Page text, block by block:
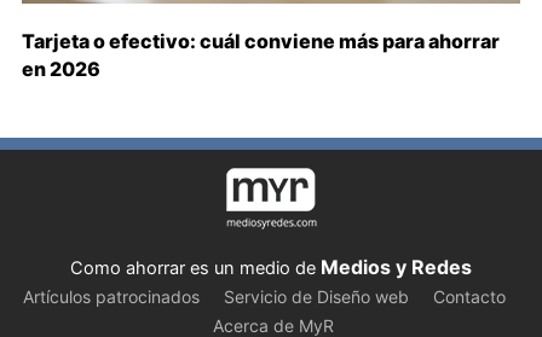
Tarjeta o efectivo: cuál conviene más para ahorrar
en 2026
Como ahorrar es un medio de Medios y Redes
Artículos patrocinados Servicio de Diseño web
Contacto
Acerca de MyR